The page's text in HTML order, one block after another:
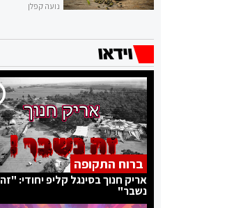
נועה קפלן
ברוח התקופה
אריק חנוך בסינגל קליפ יחודי: "זה
נשבר"